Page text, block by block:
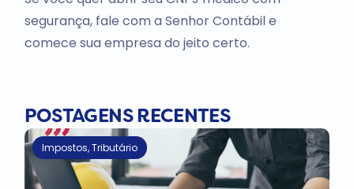
segurança, fale com a Senhor Contábil e
comece sua empresa do jeito certo.
POSTAGENS RECENTES
Impostos,Tributário